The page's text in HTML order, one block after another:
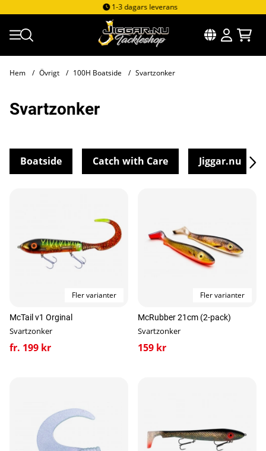
1-3 dagars leverans
Hem Övrigt 100H Boatside Svartzonker
Svartzonker
Boatside Catch with Care Jiggar.nu
Fler varianter
McTail v1 Orginal
Svartzonker
fr. 199 kr
Fler varianter
McRubber 21cm (2-pack)
Svartzonker
159 kr